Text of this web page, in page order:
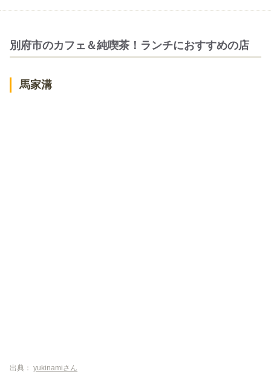
別府市のカフェ＆純喫茶！ランチにおすすめの店
馬家溝
出典： yukinamiさん